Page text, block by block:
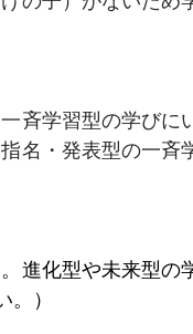
斉学習型の学びに
名・発表型の一斉
進化型や未来型の
）